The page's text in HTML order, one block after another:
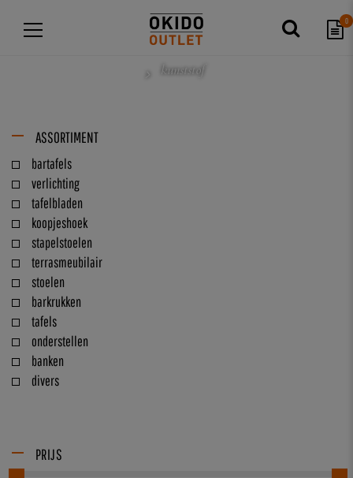
0
kunststof
ASSORTIMENT
bartafels
verlichting
tafelbladen
koopjeshoek
stapelstoelen
terrasmeubilair
stoelen
barkrukken
tafels
onderstellen
banken
divers
PRIJS